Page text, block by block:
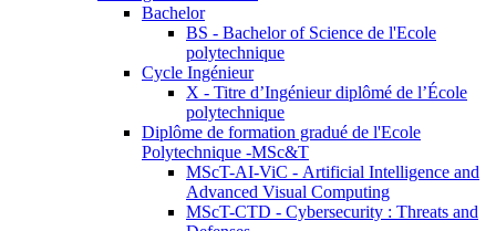
Bachelor
BS - Bachelor of Science de l'Ecole
polytechnique
Cycle Ingénieur
X - Titre d’Ingénieur diplômé de l’École
polytechnique
Diplôme de formation gradué de l'Ecole
Polytechnique -MSc&T
MScT-AI-ViC - Artificial Intelligence and
Advanced Visual Computing
MScT-CTD - Cybersecurity : Threats and